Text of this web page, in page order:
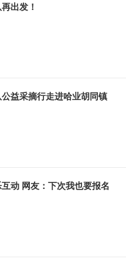
出发！
益采摘行走进哈业胡同镇
动 网友：下次我也要报名